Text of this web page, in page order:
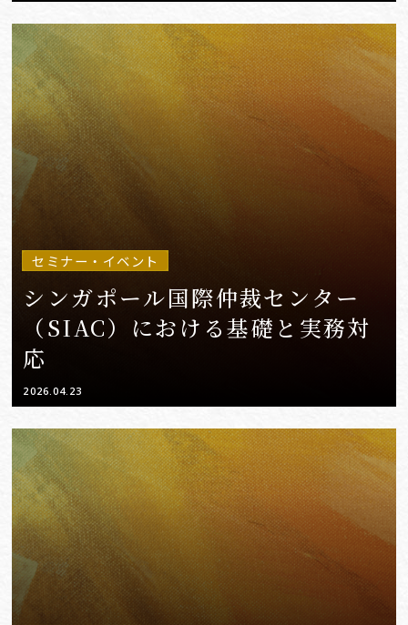
セミナー・イベント
シンガポール国際仲裁センター
（SIAC）における基礎と実務対
応
2026.04.23